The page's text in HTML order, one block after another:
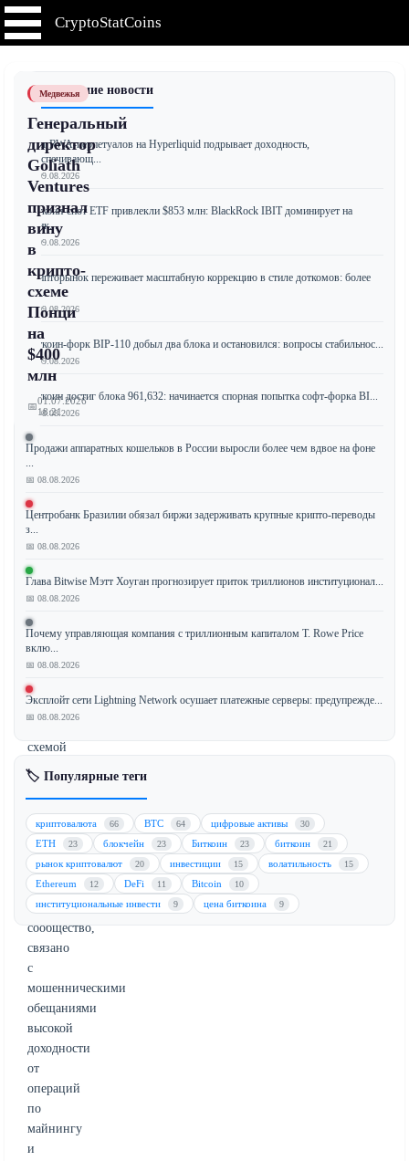
CryptoStatCoins
Медвежья
Генеральный
директор
Goliath
Ventures
признал
вину
в
крипто-
схеме
Понци
на
$400
млн
📅01.07.2026
18:21
Генеральный
директор
Goliath
Ventures
признал
себя
по
обвинениям,
связанным
с
масштабной
схемой
Понци
млн.
Это
дело,
потрясшее
криптоинвестиционное
сообщество,
связано
с
мошенническими
обещаниями
высокой
доходности
от
операций
по
майнингу
и
📰 Последние новости
Рост RWA-перпетуалов на Hyperliquid подрывает доходность,
обеспечивающ...
📅 09.08.2026
Биткоин-спот ETF привлекли $853 млн: BlackRock IBIT доминирует на
рынк...
📅 09.08.2026
Крипторынок переживает масштабную коррекцию в стиле доткомов: более
10...
📅 09.08.2026
Биткоин-форк BIP-110 добыл два блока и остановился: вопросы стабильнос...
📅 09.08.2026
Биткоин достиг блока 961,632: начинается спорная попытка софт-форка BI...
📅 08.08.2026
Продажи аппаратных кошельков в России выросли более чем вдвое на фоне
...
📅 08.08.2026
Центробанк Бразилии обязал биржи задерживать крупные крипто-переводы
з...
📅 08.08.2026
Глава Bitwise Мэтт Хоуган прогнозирует приток триллионов институционал...
📅 08.08.2026
Почему управляющая компания с триллионным капиталом T. Rowe Price
вклю...
📅 08.08.2026
Эксплойт сети Lightning Network осушает платежные серверы: предупрежде...
📅 08.08.2026
🏷️ Популярные теги
криптовалюта 66 BTC 64 цифровые активы 30
ETH 23 блокчейн 23 Биткоин 23 биткоин 21
рынок криптовалют 20 инвестиции 15 волатильность 15
Ethereum 12 DeFi 11 Bitcoin 10
институциональные инвести 9 цена биткоина 9